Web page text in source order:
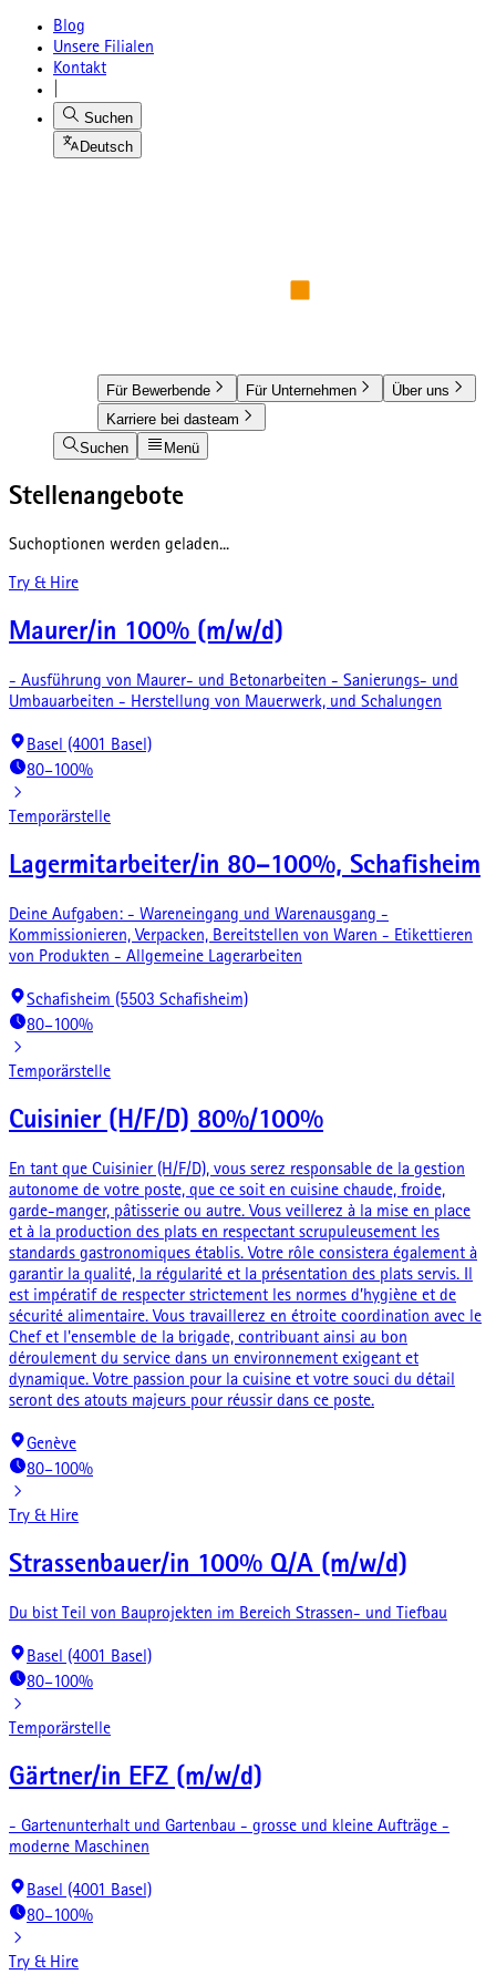
Blog
Unsere Filialen
Kontakt
Suchen
Deutsch
Für Bewerbende Für Unternehmen
Über uns
Karriere bei dasteam
Suchen
Menü
Stellenangebote
Suchoptionen werden geladen...
Try & Hire
Maurer/in 100% (m/w/d)
- Ausführung von Maurer- und Betonarbeiten - Sanierungs- und
Umbauarbeiten - Herstellung von Mauerwerk, und Schalungen
Basel (4001 Basel)
80–100%
Temporärstelle
Lagermitarbeiter/in 80–100%, Schafisheim
Deine Aufgaben: - Wareneingang und Warenausgang -
Kommissionieren, Verpacken, Bereitstellen von Waren - Etikettieren
von Produkten - Allgemeine Lagerarbeiten
Schafisheim (5503 Schafisheim)
80–100%
Temporärstelle
Cuisinier (H/F/D) 80%/100%
En tant que Cuisinier (H/F/D), vous serez responsable de la gestion
autonome de votre poste, que ce soit en cuisine chaude, froide,
garde-manger, pâtisserie ou autre. Vous veillerez à la mise en place
et à la production des plats en respectant scrupuleusement les
standards gastronomiques établis. Votre rôle consistera également à
garantir la qualité, la régularité et la présentation des plats servis. Il
est impératif de respecter strictement les normes d’hygiène et de
sécurité alimentaire. Vous travaillerez en étroite coordination avec le
Chef et l'ensemble de la brigade, contribuant ainsi au bon
déroulement du service dans un environnement exigeant et
dynamique. Votre passion pour la cuisine et votre souci du détail
seront des atouts majeurs pour réussir dans ce poste.
Genève
80–100%
Try & Hire
Strassenbauer/in 100% Q/A (m/w/d)
Du bist Teil von Bauprojekten im Bereich Strassen- und Tiefbau
Basel (4001 Basel)
80–100%
Temporärstelle
Gärtner/in EFZ (m/w/d)
- Gartenunterhalt und Gartenbau - grosse und kleine Aufträge -
moderne Maschinen
Basel (4001 Basel)
80–100%
Try & Hire